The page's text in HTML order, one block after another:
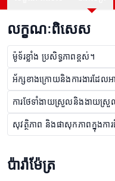
លក្ខណៈពិសេស
ម៉ូទ័រខ្លាំង ប្រសិទ្ធភាពខ្ពស់។
អ័ក្សខាងក្រោយនិងការងារដែលអា
ការថែទាំងាយស្រួលនិងងាយស្រួ
សុវត្ថិភាព និងផាសុកភាពក្នុងក
ប៉ារ៉ាម៉ែត្រ